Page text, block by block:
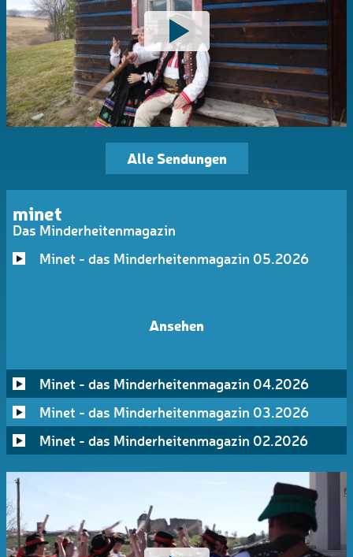
Alle Sendungen
minet
Das Minderheitenmagazin
Minet - das Minderheitenmagazin 05.2026
Ansehen
Minet - das Minderheitenmagazin 04.2026
Minet - das Minderheitenmagazin 03.2026
Minet - das Minderheitenmagazin 02.2026